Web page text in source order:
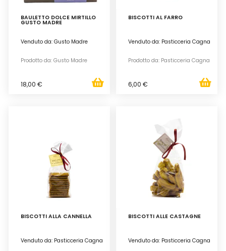
BAULETTO DOLCE MIRTILLO
GUSTO MADRE
Venduto da: Gusto Madre
Prodotto da: Gusto Madre
18,00 €
BISCOTTI AL FARRO
Venduto da: Pasticceria Cagna
Prodotto da: Pasticceria Cagna
6,00 €
BISCOTTI ALLA CANNELLA
Venduto da: Pasticceria Cagna
BISCOTTI ALLE CASTAGNE
Venduto da: Pasticceria Cagna